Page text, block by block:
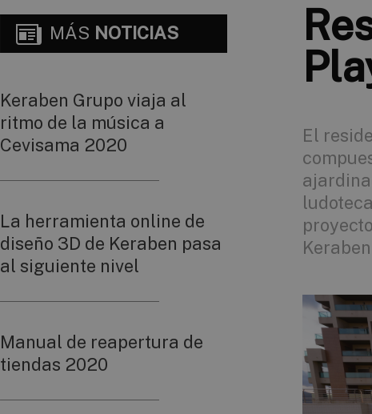
El
MÁS NOTICIAS
Keraben Grupo viaja al
ritmo de la música a
Cevisama 2020
La herramienta online de
diseño 3D de Keraben pasa
al siguiente nivel
Manual de reapertura de
tiendas 2020